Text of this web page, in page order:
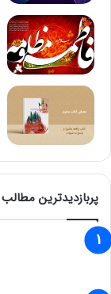
پربازدیدترین مطالب